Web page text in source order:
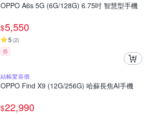
OPPO A6s 5G (6G/128G) 6.75吋 智慧型手機
$5,550
5 (2)
券
結帳驚喜價
OPPO Find X9 (12G/256G) 哈蘇長焦AI手機
$22,990